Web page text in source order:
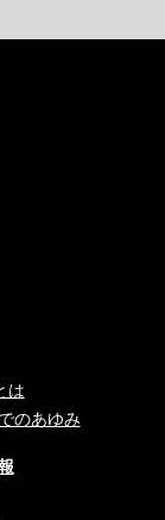
は
のあゆみ